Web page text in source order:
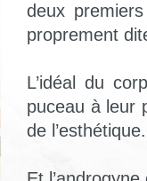
deux
proprement
L’idéal du
puceau à leur
de l’esthétique.